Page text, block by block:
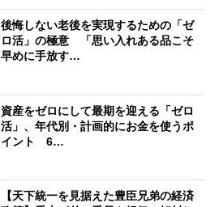
後悔しない老後を実現するための「ゼ
ロ活」の極意 「思い入れある品こそ
早めに手放す…
資産をゼロにして最期を迎える「ゼロ
活」、年代別・計画的にお金を使うポ
イント 6…
【天下統一を見据えた豊臣兄弟の経済